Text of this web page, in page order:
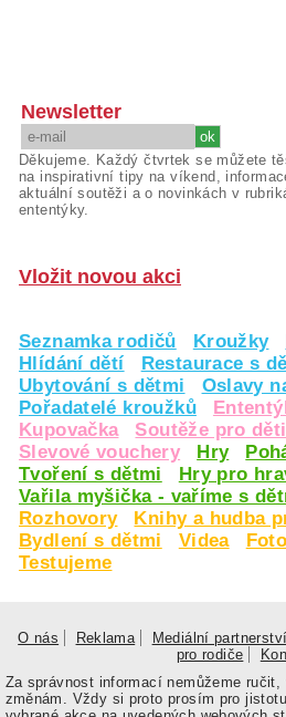
Newsletter
Děkujeme. Každý čtvrtek se můžete
na inspirativní tipy na víkend,
aktuální soutěži a o novinkách v
ententýky.
Vložit novou akci
Seznamka rodičů Kroužky
Hlídání dětí
Restaurace s
Ubytování s dětmi
Oslavy
Pořadatelé kroužků
Kupovačka
Soutěže pro děti
Slevové vouchery
Hry
Tvoření s dětmi
Hry pro
Vařila myšička - vaříme s
Rozhovory
Knihy a hudba
Bydlení s dětmi
Videa
Testujeme
O nás Reklama Mediální partnerství
pro rodiče
Za správnost informací nemůžeme
změnám. Vždy si proto prosím pro